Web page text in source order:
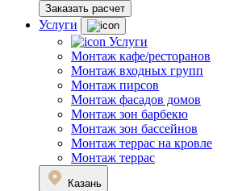
Заказать расчет
Услуги
Услуги
Монтаж кафе/ресторанов
Монтаж входных групп
Монтаж пирсов
Монтаж фасадов домов
Монтаж зон барбекю
Монтаж зон бассейнов
Монтаж террас на кровле
Монтаж террас
Казань